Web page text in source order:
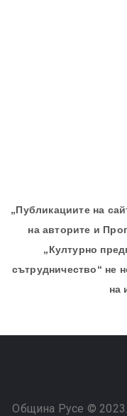
„Публикациите на
на авторите и
„Културно
сътрудничество“ не
на
Община Русе © 2023.